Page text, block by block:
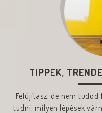
TIPPEK,
Felújítasz, de nem tudod
tudni, milyen lépések